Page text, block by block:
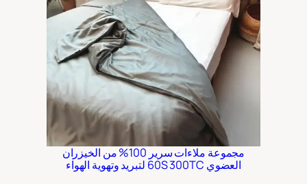
مجموعة ملاءات سرير 100% من الخيزران
العضوي 60S 300TC لتبريد وتهوية الهواء